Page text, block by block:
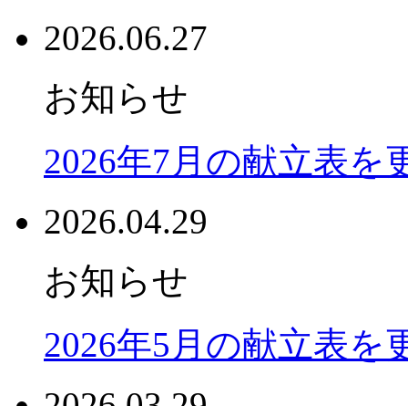
2026.06.27
お知らせ
2026年7月の献立表を
2026.04.29
お知らせ
2026年5月の献立表を